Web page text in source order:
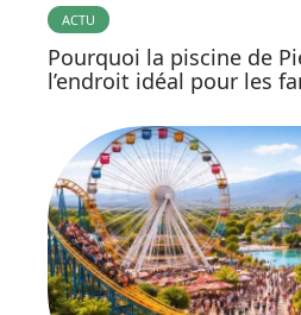
ACTU
Pourquoi la piscine de
l’endroit idéal pour les